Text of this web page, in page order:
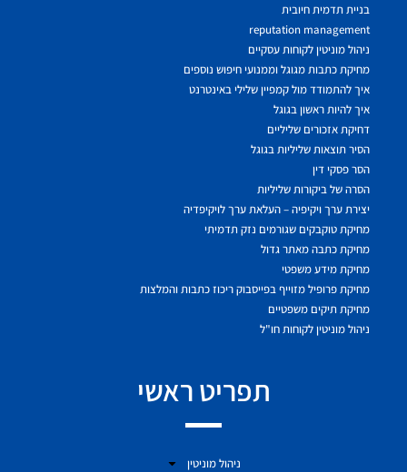
בניית תדמית חיובית
reputation management
ניהול מוניטין לקוחות עסקיים
מחיקת כתבות מגוגל וממנועי חיפוש נוספים
איך להתמודד מול קמפיין שלילי באינטרנט
איך להיות ראשון בגוגל
דחיקת אזכורים שליליים
הסיר תוצאות שליליות בגוגל
הסר פסקי דין
הסרה של ביקורות שליליות
יצירת ערך ויקיפיה – העלאת ערך לויקיפדיה
מחיקת טוקבקים שגורמים נזק תדמיתי
מחיקת כתבה מאתר גדול
מחיקת מידע משפטי
מחיקת פרופיל מזוייף בפייסבוק ריכוז כתבות והמלצות
מחיקת תיקים משפטיים
ניהול מוניטין לקוחות חו"ל
תפריט ראשי
ניהול מוניטין